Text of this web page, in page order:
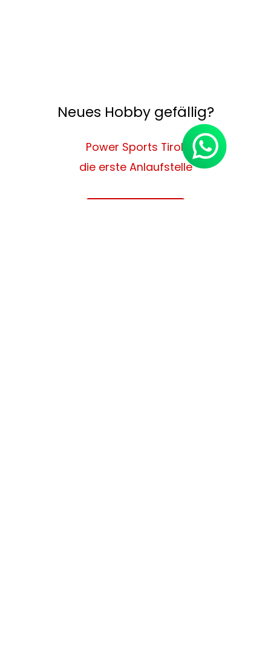
Neues Hobby gefällig?
Power Sports Tirol,
die erste Anlaufstelle